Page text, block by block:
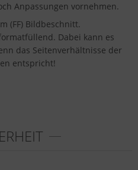
Anpassungen vornehmen.
(FF) Bildbeschnitt.
Dabei kann es
das Seitenverhältnisse der
entspricht!